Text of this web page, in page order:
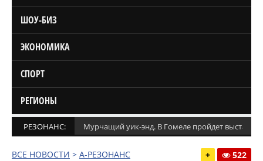
ШОУ-БИЗ
ЭКОНОМИКА
СПОРТ
РЕГИОНЫ
РЕЗОНАНС: Мурчащий уик-энд. В Гомеле пройдет выставка
ВСЕ НОВОСТИ > А-РЕЗОНАНС + 522